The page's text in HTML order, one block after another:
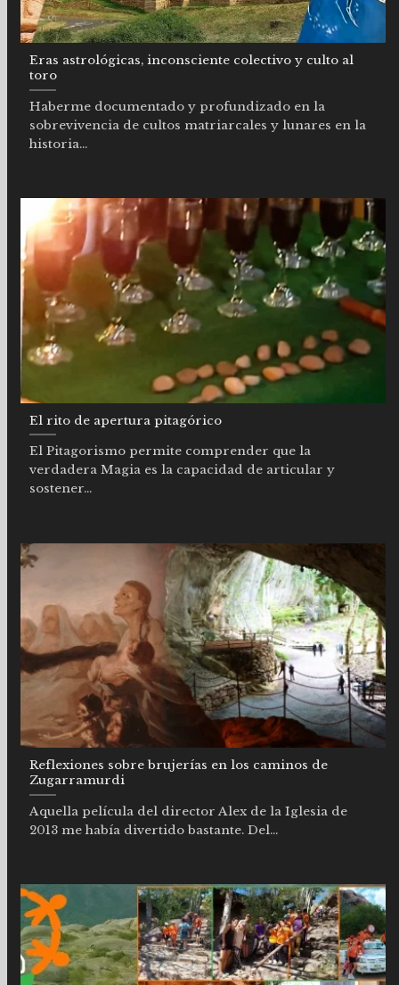
Eras astrológicas, inconsciente colectivo y culto al
toro
Haberme documentado y profundizado en la
sobrevivencia de cultos matriarcales y lunares en la
historia...
El rito de apertura pitagórico
El Pitagorismo permite comprender que la
verdadera Magia es la capacidad de articular y
sostener...
Reflexiones sobre brujerías en los caminos de
Zugarramurdi
Aquella película del director Alex de la Iglesia de
2013 me había divertido bastante. Del...